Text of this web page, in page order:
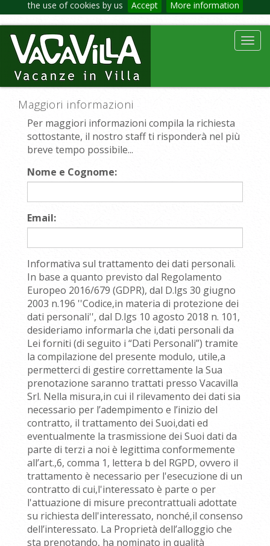
the use of cookies by us Accept More information
Maggiori informazioni
Per maggiori informazioni compila la richiesta
sottostante, il nostro staff ti risponderà nel più
breve tempo possibile...
Nome e Cognome:
Email:
Informativa sul trattamento dei dati personali.
In base a quanto previsto dal Regolamento
Europeo 2016/679 (GDPR), dal D.lgs 30 giugno
2003 n.196 ''Codice,in materia di protezione dei
dati personali'', dal D.lgs 10 agosto 2018 n. 101,
desideriamo informarla che i,dati personali da
Lei forniti (di seguito i “Dati Personali”) tramite
la compilazione del presente modulo, utile,a
permetterci di gestire correttamente la Sua
prenotazione saranno trattati presso Vacavilla
Srl. Nella misura,in cui il rilevamento dei dati sia
necessario per l’adempimento e l’inizio del
contratto, il trattamento dei Suoi,dati ed
eventualmente la trasmissione dei Suoi dati da
parte di terzi a noi è legittima conformemente
all’art.,6, comma 1, lettera b del RGPD, ovvero il
trattamento è necessario per l'esecuzione di un
contratto di cui,l'interessato è parte o per
l'attuazione di misure precontrattuali adottate
su richiesta dell'interessato, nonché,il consenso
dell’interessato. La Proprietà dell’alloggio che
sta prenotando, ha nominato in qualità